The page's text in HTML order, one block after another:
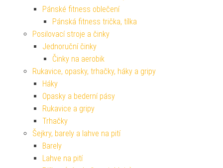
Pánské fitness oblečení
Pánská fitness trička, tílka
Posilovací stroje a činky
Jednoruční činky
Činky na aerobik
Rukavice, opasky, trhačky, háky a gripy
Háky
Opasky a bederní pásy
Rukavice a gripy
Trhačky
Šejkry, barely a lahve na pití
Barely
Lahve na pití